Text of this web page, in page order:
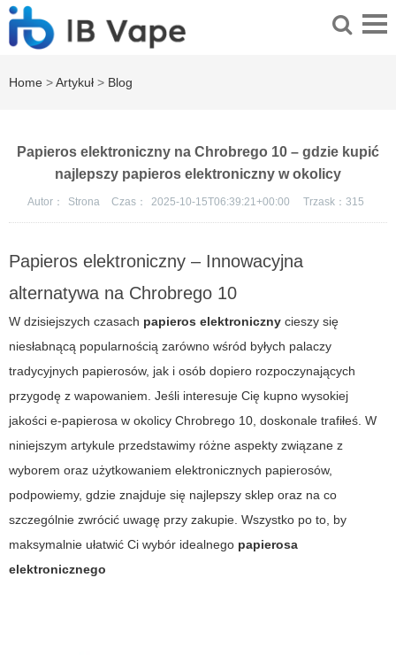
Home >Artykuł > Blog
Papieros elektroniczny na Chrobrego 10 – gdzie kupić
najlepszy papieros elektroniczny w okolicy
Autor： Strona Czas： 2025-10-15T06:39:21+00:00 Trzask： 315
Papieros elektroniczny – Innowacyjna
alternatywa na Chrobrego 10
W dzisiejszych czasach papieros elektroniczny cieszy się
niesłabnącą popularnością zarówno wśród byłych palaczy
tradycyjnych papierosów, jak i osób dopiero rozpoczynających
przygodę z wapowaniem. Jeśli interesuje Cię kupno wysokiej
jakości e-papierosa w okolicy Chrobrego 10, doskonale trafiłeś. W
niniejszym artykule przedstawimy różne aspekty związane z
wyborem oraz użytkowaniem elektronicznych papierosów,
podpowiemy, gdzie znajduje się najlepszy sklep oraz na co
szczególnie zwrócić uwagę przy zakupie. Wszystko po to, by
maksymalnie ułatwić Ci wybór idealnego papierosa
elektronicznego